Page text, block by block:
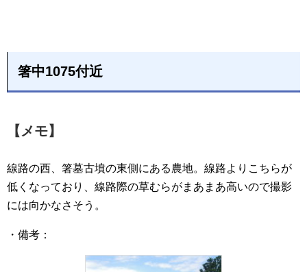
箸中1075付近
【メモ】
線路の西、箸墓古墳の東側にある農地。線路よりこちらが
低くなっており、線路際の草むらがまあまあ高いので撮影
には向かなさそう。
・備考：